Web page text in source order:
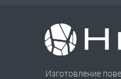
Изготовление